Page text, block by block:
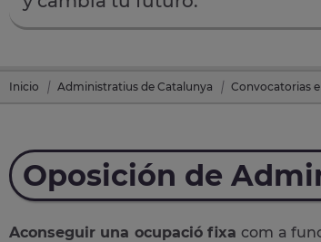
Inicio Administratius de Catalunya Convocatorias
Oposición de
Aconseguir una ocupació fixacom a